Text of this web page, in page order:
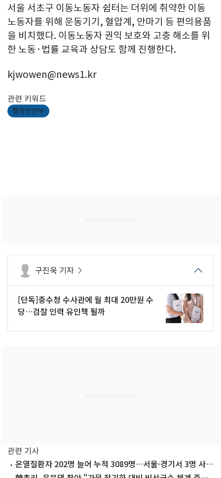
서울 서초구 이동노동자 쉼터는 더위에 취약한 이동
노동자를 위해 운동기기, 혈압계, 안마기 등 편의용품
을 비치했다. 이동노동자 권익 보호와 고충 해소를 위
한 노동·법률 교육과 상담도 함께 진행한다.
kjwowen@news1.kr
관련 키워드
행정안전부
구진욱 기자
[단독]중수청 수사관에 월 최대 20만원 수
당…검찰 인력 유인책 될까
관련 기사
온열질환자 202명 늘어 누적 3089명…서울·경기서 3명 사